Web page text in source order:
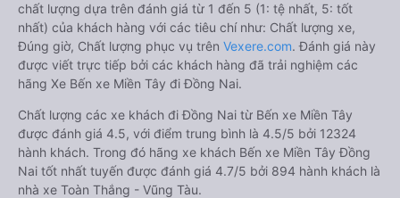
chất lượng dựa trên đánh giá từ 1 đến 5 (1: tệ nhất, 5: tốt
nhất) của khách hàng với các tiêu chí như: Chất lượng xe,
Đúng giờ, Chất lượng phục vụ trên Vexere.com. Đánh giá này
được viết trực tiếp bởi các khách hàng đã trải nghiệm các
hãng Xe Bến xe Miền Tây đi Đồng Nai.
Chất lượng các xe khách đi Đồng Nai từ Bến xe Miền Tây
được đánh giá 4.5, với điểm trung bình là 4.5/5 bởi 12324
hành khách. Trong đó hãng xe khách Bến xe Miền Tây Đồng
Nai tốt nhất tuyến được đánh giá 4.7/5 bởi 894 hành khách là
nhà xe Toàn Thắng - Vũng Tàu.